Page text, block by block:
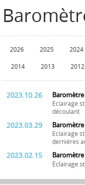
2026 2025 2024
2014 2013 2012
2023.10.26
Eclairage
découlant
2023.03.29
Eclairage
dernières
2023.02.15
Eclairage